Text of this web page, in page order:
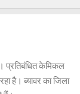
प्रतिबंधित केमिकल
है। ब्यावर का जिला